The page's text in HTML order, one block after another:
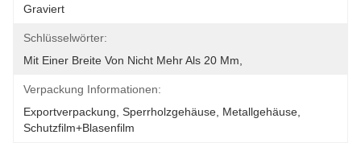
Graviert
Schlüsselwörter:
Mit Einer Breite Von Nicht Mehr Als 20 Mm,
Verpackung Informationen:
Exportverpackung, Sperrholzgehäuse, Metallgehäuse,
Schutzfilm+Blasenfilm